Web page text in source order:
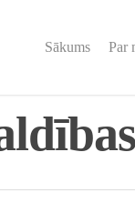
Sākums Par